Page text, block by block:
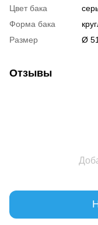
Цвет бака
Форма бака
Размер
Ø
Отзывы